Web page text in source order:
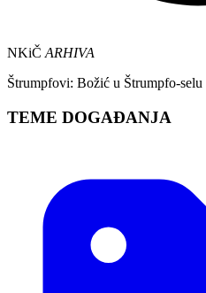
NKiČ ARHIVA
Štrumpfovi: Božić u Štrumpfo-selu
TEME DOGAĐANJA